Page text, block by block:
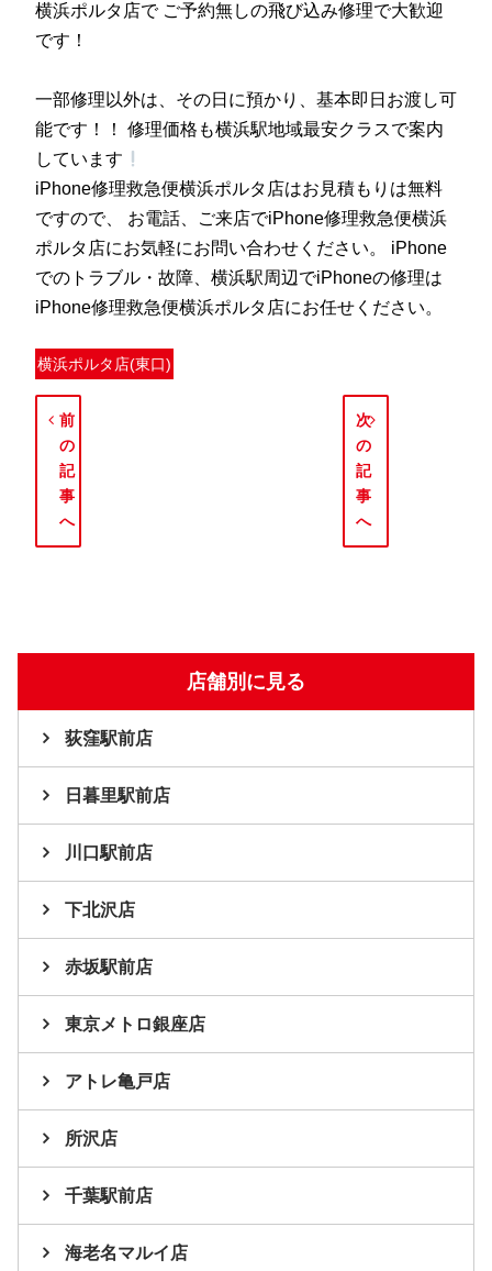
横浜ポルタ店で ご予約無しの飛び込み修理で大歓迎
です！
一部修理以外は、その日に預かり、 基本即日お渡し可
能です！！ 修理価格も横浜駅地域最安クラスで案内
しています
iPhone修理救急便横浜ポルタ店はお見積もりは無料
ですので、 お電話、ご来店でiPhone修理救急便横浜
ポルタ店にお気軽にお問い合わせください。 iPhone
でのトラブル・故障、横浜駅周辺でiPhoneの修理は
iPhone修理救急便横浜ポルタ店にお任せください。
横浜ポルタ店(東口)
前
の
記
事
へ
次
の
記
事
へ
店舗別に見る
荻窪駅前店
日暮里駅前店
川口駅前店
下北沢店
赤坂駅前店
東京メトロ銀座店
アトレ亀戸店
所沢店
千葉駅前店
海老名マルイ店